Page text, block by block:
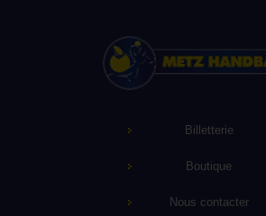
Billetterie
Boutique
Nous contacter